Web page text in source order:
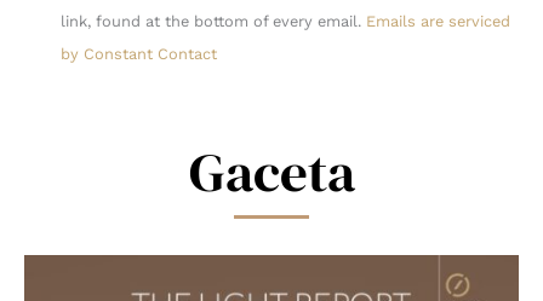
Please
leave
link, found at the bottom of every email. Emails are serviced
by Constant Contact
Gaceta